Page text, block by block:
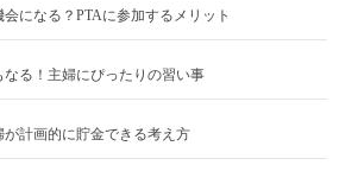
になる？PTAに参加するメリット
る！主婦にぴったりの習い事
計画的に貯金できる考え方